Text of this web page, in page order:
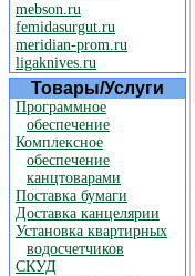
mebson.ru
femidasurgut.ru
meridian-prom.ru
ligaknives.ru
Товары/Услуги
Программное
обеспечение
Комплексное
обеспечение
канцтоварами
Поставка бумаги
Доставка канцелярии
Установка квартирных
водосчетчиков
СКУД